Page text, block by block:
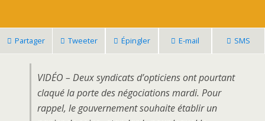
Partager Tweeter Épingler E-mail SMS
VIDÉO – Deux syndicats d’opticiens ont pourtant
claqué la porte des négociations mardi. Pour
rappel, le gouvernement souhaite établir un